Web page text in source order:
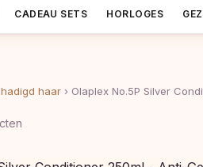
CADEAU SETS HORLOGES
haar › Olaplex No.5P Silver